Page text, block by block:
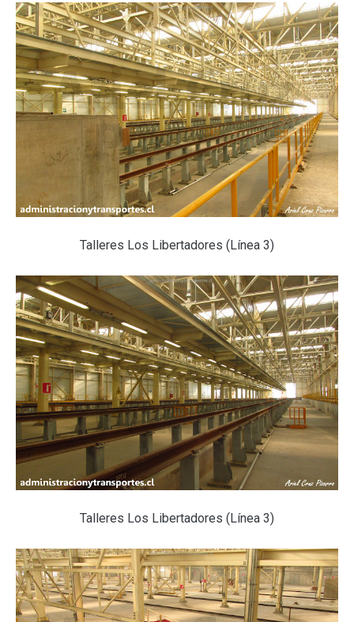
Talleres Los Libertadores (Línea 3)
Talleres Los Libertadores (Línea 3)